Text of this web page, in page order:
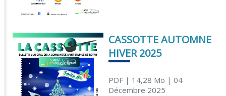
CASSOTTE AUTOMNE
HIVER 2025
PDF| 14,28 Mo | 04
Décembre 2025